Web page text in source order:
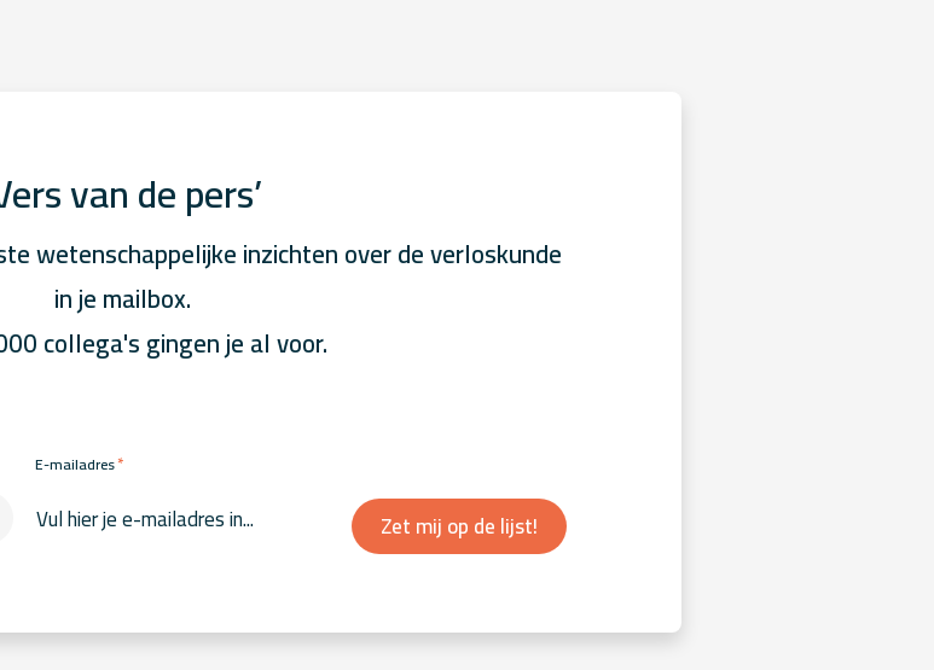
van de pers’
wetenschappelijke inzichten over de verloskunde
in je mailbox.
collega's gingen je al voor.
E-mailadres*
Zet mij op de lijst!